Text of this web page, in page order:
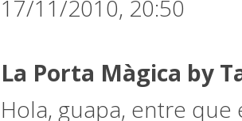
17/11/2010, 20:50
La Porta Màgica by
Hola, guapa, entre que